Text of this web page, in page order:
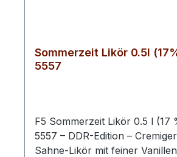
Sommerzeit Likör 0.5l
5557
F5 Sommerzeit Likör 0.5 l (17
5557 – DDR-Edition –
Sahne-Likör mit feiner